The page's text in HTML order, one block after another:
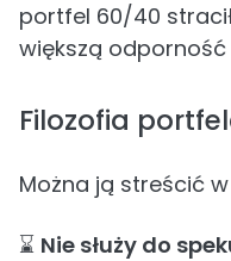
portfel 60/40
większą odporność
Filozofia
Można ją streścić
⌛ Nie służy do